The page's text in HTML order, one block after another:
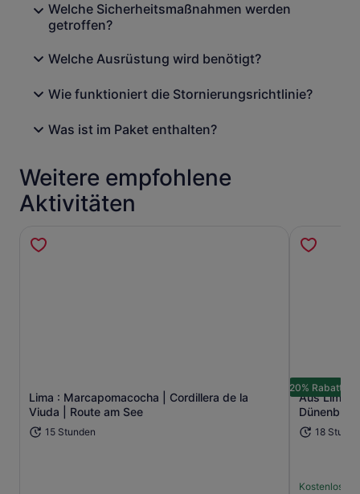
Welche Sicherheitsmaßnahmen werden
getroffen?
Welche Ausrüstung wird benötigt?
Wie funktioniert die Stornierungsrichtlinie?
Was ist im Paket enthalten?
Weitere empfohlene
Aktivitäten
Lima : Marcapomacocha | Cordillera de la
Viuda | Route am See
15 Stunden
Wird in einem neuen Tab geöffnet
20% Rabatt
Aus Lima:
18
Kostenlose